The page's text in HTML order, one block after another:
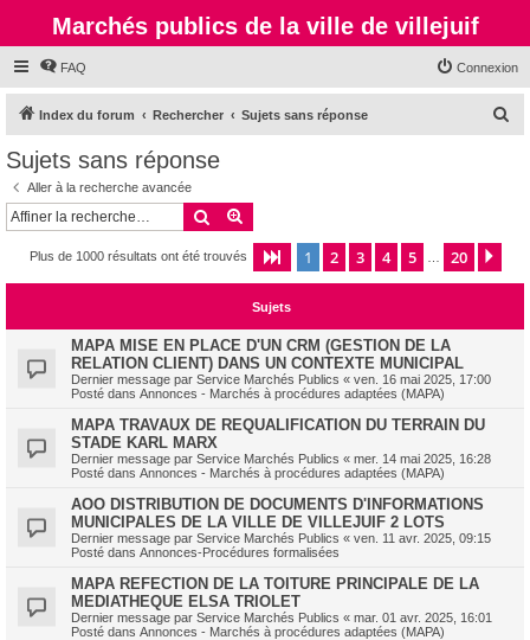
Marchés publics de la ville de villejuif
FAQ Connexion
Index du forum Rechercher Sujets sans réponse
c
Sujets sans réponse
Aller à la recherche avancée
Rechercher
Plus de 1000 résultats ont été trouvés Page 1sur20
1 2 3 4 5 20
Sujets
MAPA MISE EN PLACE D'UN CRM (GESTION DE LA
RELATION CLIENT) DANS UN CONTEXTE MUNICIPAL
Dernier message par Service Marchés Publics « ven. 16 mai 2025, 17:00
Posté dans Annonces - Marchés à procédures adaptées (MAPA)
MAPA TRAVAUX DE REQUALIFICATION DU TERRAIN DU
STADE KARL MARX
Dernier message par Service Marchés Publics « mer. 14 mai 2025, 16:28
Posté dans Annonces - Marchés à procédures adaptées (MAPA)
AOO DISTRIBUTION DE DOCUMENTS D'INFORMATIONS
MUNICIPALES DE LA VILLE DE VILLEJUIF 2 LOTS
Dernier message par Service Marchés Publics « ven. 11 avr. 2025, 09:15
Posté dans Annonces-Procédures formalisées
MAPA REFECTION DE LA TOITURE PRINCIPALE DE LA
MEDIATHEQUE ELSA TRIOLET
Dernier message par Service Marchés Publics « mar. 01 avr. 2025, 16:01
Posté dans Annonces - Marchés à procédures adaptées (MAPA)